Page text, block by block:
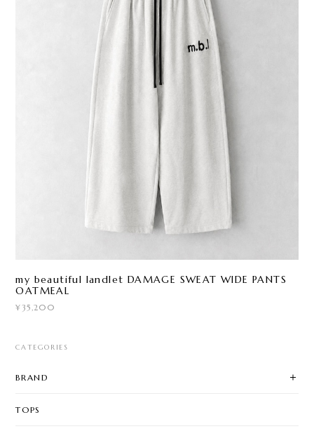
my beautiful landlet DAMAGE SWEAT WIDE PANTS
OATMEAL
¥35,200
CATEGORIES
BRAND
TOPS